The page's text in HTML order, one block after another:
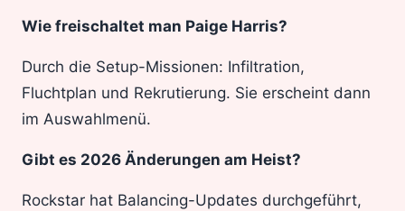
Wie freischaltet man Paige Harris?
Durch die Setup-Missionen: Infiltration,
Fluchtplan und Rekrutierung. Sie erscheint dann
im Auswahlmenü.
Gibt es 2026 Änderungen am Heist?
Rockstar hat Balancing-Updates durchgeführt,